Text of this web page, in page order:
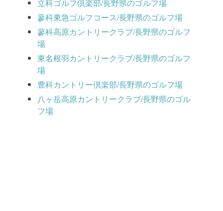
立科ゴルフ倶楽部/長野県のゴルフ場
蓼科東急ゴルフコース/長野県のゴルフ場
蓼科高原カントリークラブ/長野県のゴルフ
場
東名根羽カントリークラブ/長野県のゴルフ
場
豊科カントリー倶楽部/長野県のゴルフ場
八ヶ岳高原カントリークラブ/長野県のゴル
フ場